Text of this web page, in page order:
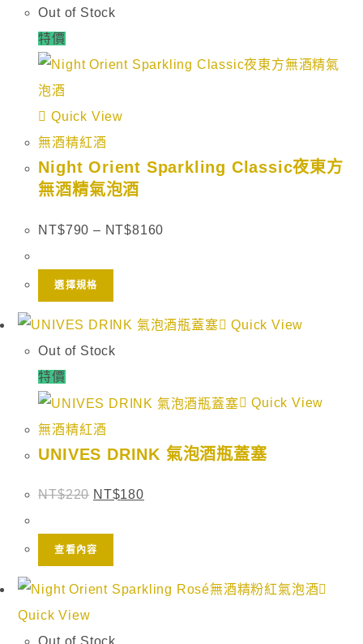
Out of Stock
特價
Quick View
無酒精紅酒
Night Orient Sparkling Classic夜東方
無酒精氣泡酒
NT$790 – NT$8160
選擇規格
Quick View
Out of Stock
特價
Quick View
無酒精紅酒
UNIVES DRINK 氣泡酒瓶蓋塞
NT$220 NT$180
查看內容
Quick View